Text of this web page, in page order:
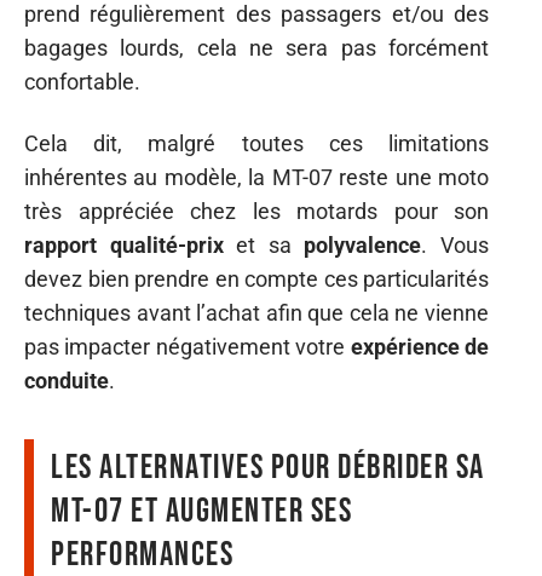
prend régulièrement des passagers et/ou des
bagages lourds, cela ne sera pas forcément
confortable.
Cela dit, malgré toutes ces limitations
inhérentes au modèle, la MT-07 reste une moto
très appréciée chez les motards pour son
rapport qualité-prixet sa polyvalence. Vous
devez bien prendre en compte ces particularités
techniques avant l’achat afin que cela ne vienne
pas impacter négativement votre expérience de
conduite.
Les alternatives pour débrider sa
MT-07 et augmenter ses
performances